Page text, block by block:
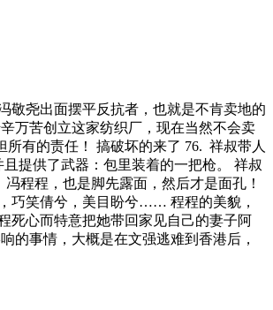
敬尧出面摆平反抗者，也就是不肯卖地的
万苦创立这家纺织厂，现在当然不会卖
有的责任！ 搞破坏的来了 76. 祥叔带人
提供了武器：包里装着的一把枪。 祥叔
程程，也是脚先露面，然后才是面孔！
巧笑倩兮，美目盼兮…… 程程的美貌，
死心而特意把她带回家见自己的妻子阿
的事情，大概是在文强逃难到香港后，